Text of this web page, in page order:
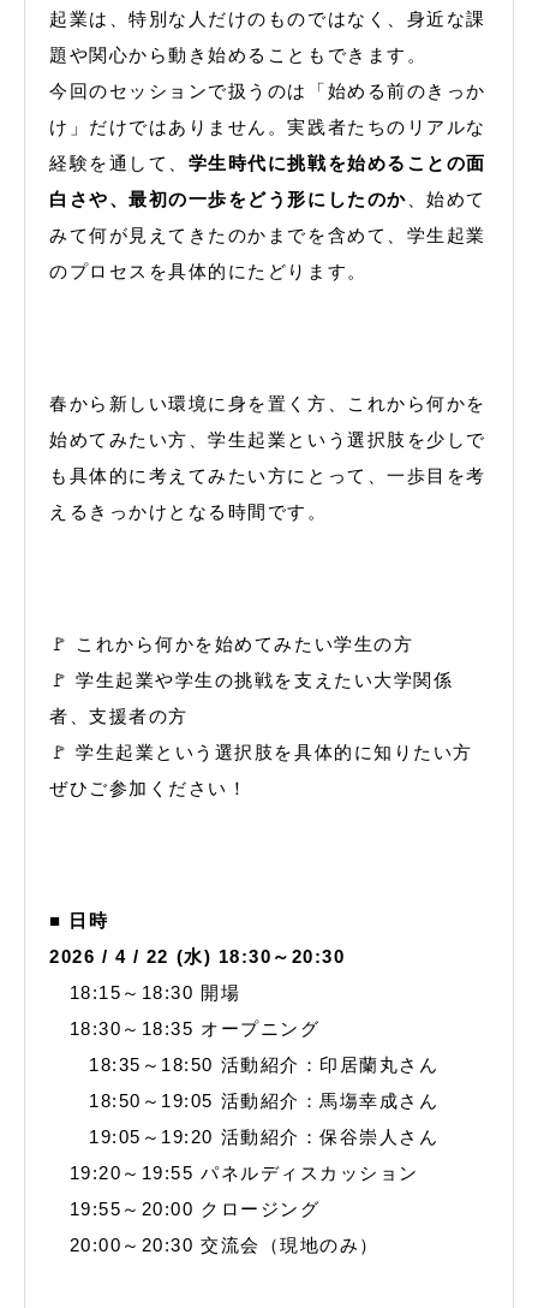
起業は、特別な人だけのものではなく、身近な課
題や関心から動き始めることもできます。
今回のセッションで扱うのは「始める前のきっか
け」だけではありません。実践者たちのリアルな
経験を通して、 学生時代に挑戦を始めることの面
白さや、最初の一歩をどう形にしたのか 、始めて
みて何が見えてきたのかまでを含めて、学生起業
のプロセスを具体的にたどります。
春から新しい環境に身を置く方、これから何かを
始めてみたい方、学生起業という選択肢を少しで
も具体的に考えてみたい方にとって、一歩目を考
えるきっかけとなる時間です。
🚩 これから何かを始めてみたい学生の方
🚩 学生起業や学生の挑戦を支えたい大学関係
者、支援者の方
🚩 学生起業という選択肢を具体的に知りたい方
ぜひご参加ください！
■ 日時
2026 / 4 / 22 (水) 18:30～20:30
18:15～18:30 開場
18:30～18:35 オープニング
18:35～18:50 活動紹介：印居蘭丸さん
18:50～19:05 活動紹介：馬塲幸成さん
19:05～19:20 活動紹介：保谷崇人さん
19:20～19:55 パネルディスカッション
19:55～20:00 クロージング
20:00～20:30 交流会（現地のみ）